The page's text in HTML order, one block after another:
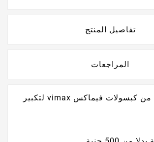
تفاصيل المنتج
المراجعات
اشترى عبوتين من كبسولات فيماكس vimax لتكبير